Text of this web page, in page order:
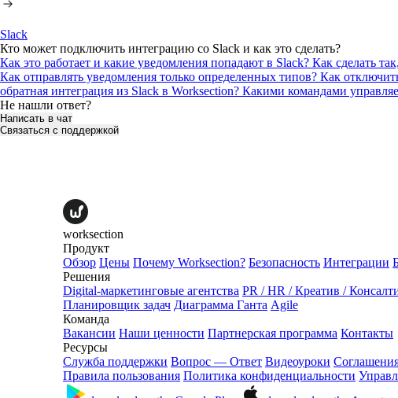
Slack
Кто может подключить интеграцию со Slack и как это сделать?
Как это работает и какие уведомления попадают в Slack? Как сделать
Как отправлять уведомления только определенных типов? Как
обратная интеграция из Slack в Worksection? Какими командами
Не нашли ответ?
Написать в чат
Связаться с поддержкой
worksection
Продукт
Обзор Цены Почему Worksection? Безопасность Интеграции
Решения
Digital-маркетинговые агентства PR / HR / Креатив /
Планировщик задач Диаграмма Ганта Agile
Команда
Вакансии Наши ценности Партнерская программа Контакты
Ресурсы
Служба поддержки Вопрос — Ответ Видеоуроки
Правила пользования Политика конфиденциальности